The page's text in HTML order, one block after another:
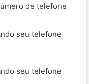
de telefone
seu telefone
seu telefone